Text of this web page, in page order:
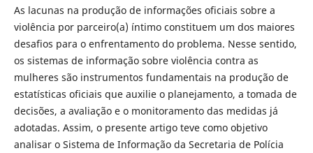
As lacunas na produção de informações oficiais sobre a
violência por parceiro(a) íntimo constituem um dos maiores
desafios para o enfrentamento do problema. Nesse sentido,
os sistemas de informação sobre violência contra as
mulheres são instrumentos fundamentais na produção de
estatísticas oficiais que auxilie o planejamento, a tomada de
decisões, a avaliação e o monitoramento das medidas já
adotadas. Assim, o presente artigo teve como objetivo
analisar o Sistema de Informação da Secretaria de Polícia